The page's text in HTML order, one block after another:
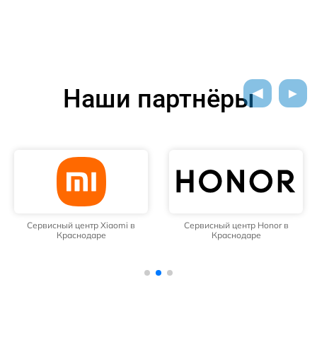
Наши партнёры
Сервисный центр Xiaomi в
Краснодаре
Сервисный центр Honor в
Краснодаре